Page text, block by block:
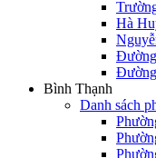
Hà
Bình Thạnh
Danh sách